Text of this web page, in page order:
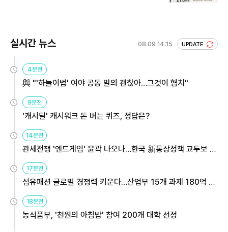
실시간 뉴스 08.09 14:15 UPDATE
4분전
與 "'하늘이법' 여야 공동 발의 괜찮아…그것이 협치"
9분전
'캐시딜' 캐시워크 돈 버는 퀴즈, 정답은?
14분전
관세전쟁 '엔드게임' 윤곽 나오나…한국 新통상정책 교두보 활
17분전
섬유패션 글로벌 경쟁력 키운다…산업부 15개 과제 180억 지
18분전
농식품부, '천원의 아침밥' 참여 200개 대학 선정